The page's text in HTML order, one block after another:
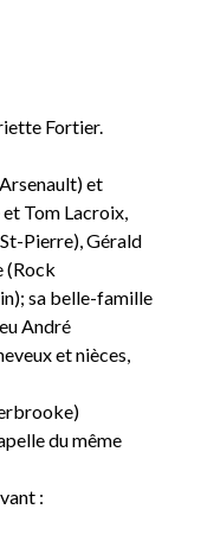
Fortier.
et
Tom Lacroix,
Pierre), Gérald
(Rock
sa belle-famille
André
et nièces,
du même
: